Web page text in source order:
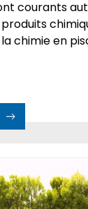
courants
chimie en